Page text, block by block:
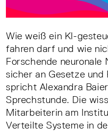
Wie weiß ein KI-
fahren darf und wie
Forschende neuronale
sicher an Gesetze
spricht Alexandra
Sprechstunde. Die
Mitarbeiterin am
Verteilte Systeme in